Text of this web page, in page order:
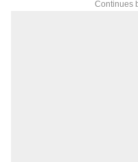
Continues